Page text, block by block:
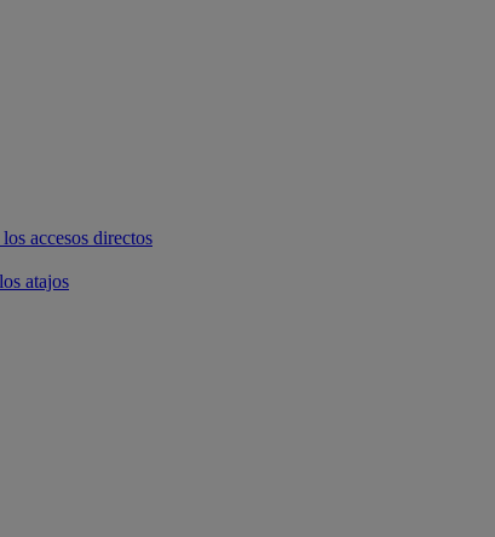
accesos directos
atajos